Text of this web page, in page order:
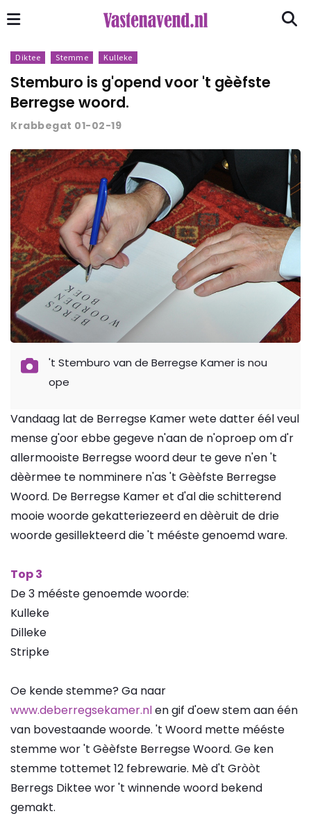
Diktee Stemme Kulleke
Stemburo is g'opend voor 't gèèfste
Berregse woord.
Krabbegat 01-02-19
't Stemburo van de Berregse Kamer is nou
ope
Vandaag lat de Berregse Kamer wete datter éél veul
mense g'oor ebbe gegeve n'aan de n'oproep om d'r
allermooiste Berregse woord deur te geve n'en 't
dèèrmee te nomminere n'as 't Gèèfste Berregse
Woord. De Berregse Kamer et d'al die schitterend
mooie woorde gekatteriezeerd en dèèruit de drie
woorde gesillekteerd die 't mééste genoemd ware.
Top 3
De 3 mééste genoemde woorde:
Kulleke
Dilleke
Stripke
Oe kende stemme? Ga naar
www.deberregsekamer.nlen gif d'oew stem aan één
van bovestaande woorde. 't Woord mette mééste
stemme wor 't Gèèfste Berregse Woord. Ge ken
stemme tottemet 12 febrewarie. Mè d't Gròòt
Berregs Diktee wor 't winnende woord bekend
gemakt.